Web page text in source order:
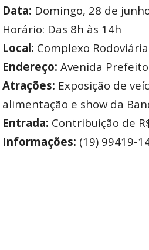
Data: Domingo, 28 de
Horário: Das 8h às 14h
Local: Complexo
Endereço: Avenida Prefeito
Atrações: Exposição de
alimentação e show da
Entrada: Contribuição de
Informações: (19) 99419-